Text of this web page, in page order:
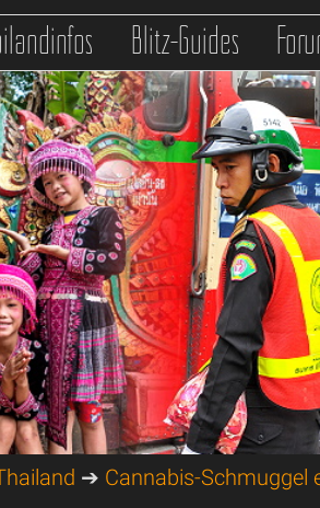
Blitz-Guides
➔ Cannabis-Schmuggel